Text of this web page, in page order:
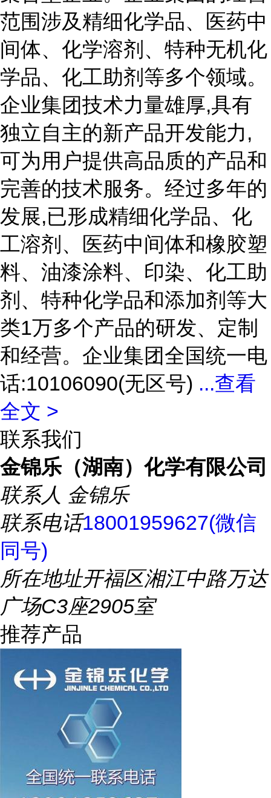
范围涉及精细化学品、医药中
间体、化学溶剂、特种无机化
学品、化工助剂等多个领域。
企业集团技术力量雄厚,具有
独立自主的新产品开发能力,
可为用户提供高品质的产品和
完善的技术服务。经过多年的
发展,已形成精细化学品、化
工溶剂、医药中间体和橡胶塑
料、油漆涂料、印染、化工助
剂、特种化学品和添加剂等大
类1万多个产品的研发、定制
和经营。企业集团全国统一电
话:10106090(无区号) ...查看
全文 >
联系我们
金锦乐（湖南）化学有限公司
联系人 金锦乐
联系电话18001959627(微信
同号)
所在地址开福区湘江中路万达
广场C3座2905室
推荐产品